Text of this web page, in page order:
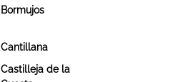
Bormujos
Cantillana
Castilleja de la